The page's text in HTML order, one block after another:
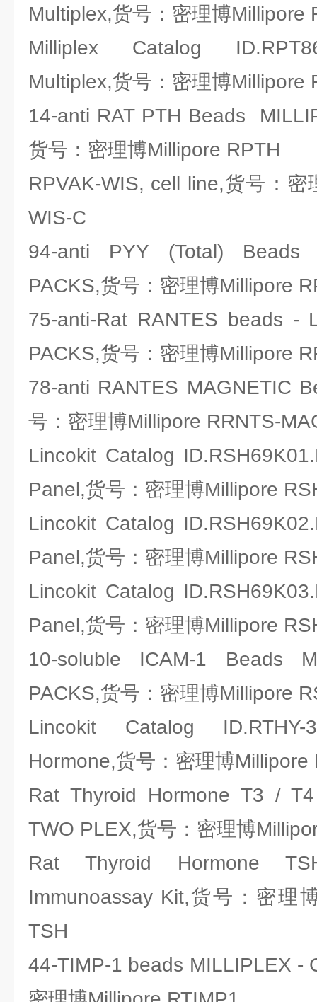
Multiplex,货号：密理博Millipore
Milliplex Catalog
Multiplex,货号：密理博Millipore
14-anti RAT PTH Beads
货号：密理博Millipore RPTH
RPVAK-WIS, cell line,货号：密
WIS-C
94-anti PYY (Total) Beads
PACKS,货号：密理博Millipore
75-anti-Rat RANTES beads -
PACKS,货号：密理博Millipore
78-anti RANTES MAGNETIC
号：密理博Millipore RRNTS-
Lincokit Catalog
Panel,货号：密理博Millipore
Lincokit Catalog
Panel,货号：密理博Millipore
Lincokit Catalog
Panel,货号：密理博Millipore
10-soluble ICAM-1 Beads
PACKS,货号：密理博Millipore
Lincokit Catalog ID.RTHY-
Hormone,货号：密理博Millipore
Rat Thyroid Hormone T3 /
TWO PLEX,货号：密理博
Rat Thyroid Hormone
Immunoassay Kit,货号：密理
TSH
44-TIMP-1 beads MILLIPLEX -